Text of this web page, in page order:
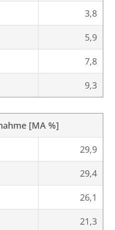
3,8
5,9
7,8
9,3
[MA %]
29,9
29,4
26,1
21,3